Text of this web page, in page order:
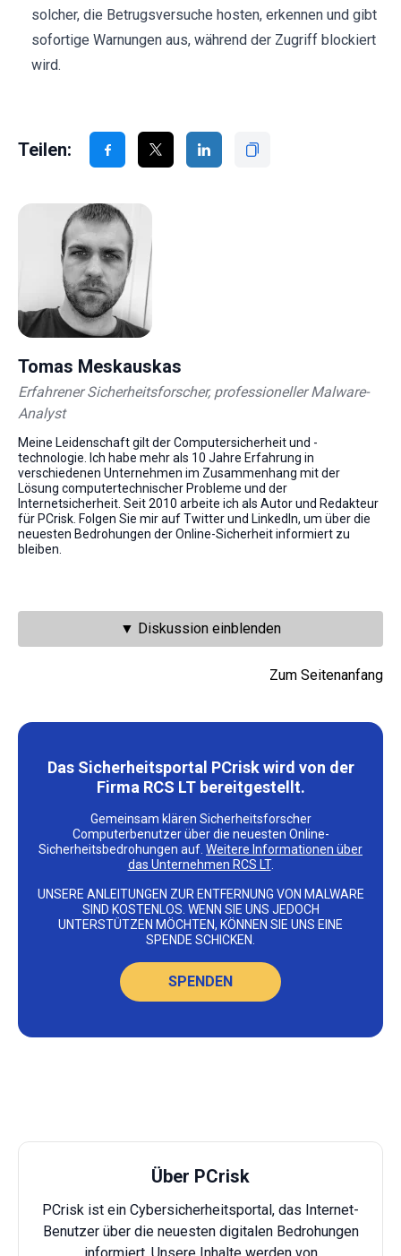
solcher, die Betrugsversuche hosten, erkennen und gibt
sofortige Warnungen aus, während der Zugriff blockiert
wird.
Teilen:
Tomas Meskauskas
Erfahrener Sicherheitsforscher, professioneller Malware-
Analyst
Meine Leidenschaft gilt der Computersicherheit und -
technologie. Ich habe mehr als 10 Jahre Erfahrung in
verschiedenen Unternehmen im Zusammenhang mit der
Lösung computertechnischer Probleme und der
Internetsicherheit. Seit 2010 arbeite ich als Autor und Redakteur
für PCrisk. Folgen Sie mir auf Twitter und LinkedIn, um über die
neuesten Bedrohungen der Online-Sicherheit informiert zu
bleiben.
▼ Diskussion einblenden
Zum Seitenanfang
Das Sicherheitsportal PCrisk wird von der
Firma RCS LT bereitgestellt.
Gemeinsam klären Sicherheitsforscher
Computerbenutzer über die neuesten Online-
Sicherheitsbedrohungen auf. Weitere Informationen über
das Unternehmen RCS LT.
UNSERE ANLEITUNGEN ZUR ENTFERNUNG VON MALWARE
SIND KOSTENLOS. WENN SIE UNS JEDOCH
UNTERSTÜTZEN MÖCHTEN, KÖNNEN SIE UNS EINE
SPENDE SCHICKEN.
SPENDEN
Über PCrisk
PCrisk ist ein Cybersicherheitsportal, das Internet-
Benutzer über die neuesten digitalen Bedrohungen